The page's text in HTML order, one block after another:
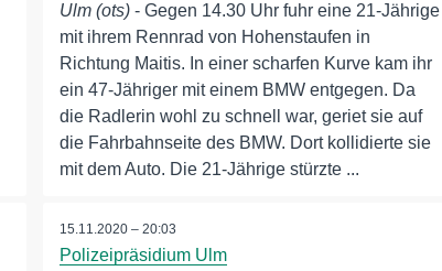
Ulm (ots)- Gegen 14.30 Uhr fuhr eine 21-Jährige
mit ihrem Rennrad von Hohenstaufen in
Richtung Maitis. In einer scharfen Kurve kam ihr
ein 47-Jähriger mit einem BMW entgegen. Da
die Radlerin wohl zu schnell war, geriet sie auf
die Fahrbahnseite des BMW. Dort kollidierte sie
mit dem Auto. Die 21-Jährige stürzte ...
15.11.2020 – 20:03
Polizeipräsidium Ulm